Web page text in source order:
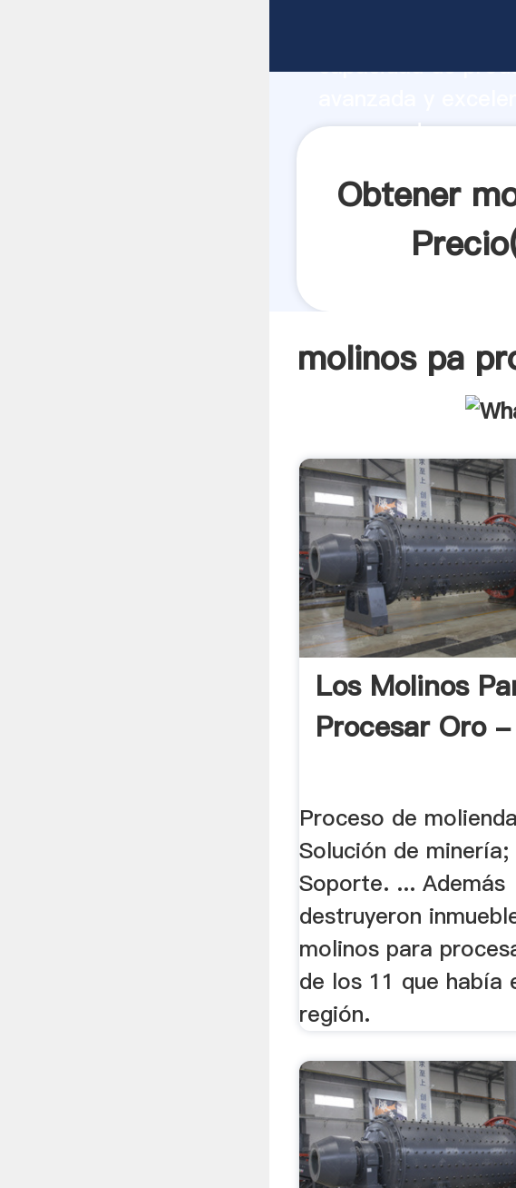
capacidad de
proceso de oro
Obtener
molinos pa
Los Molinos
Procesar Oro
Proceso de
Solución de minería;
Soporte. ... Además
destruyeron
molinos para
de los 11 que había
región.